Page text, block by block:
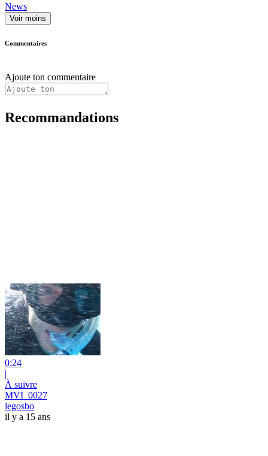
News
Voir moins
Commentaires
Ajoute ton commentaire
Recommandations
0:24
|
À suivre
MVI_0027
legosbo
il y a 15 ans